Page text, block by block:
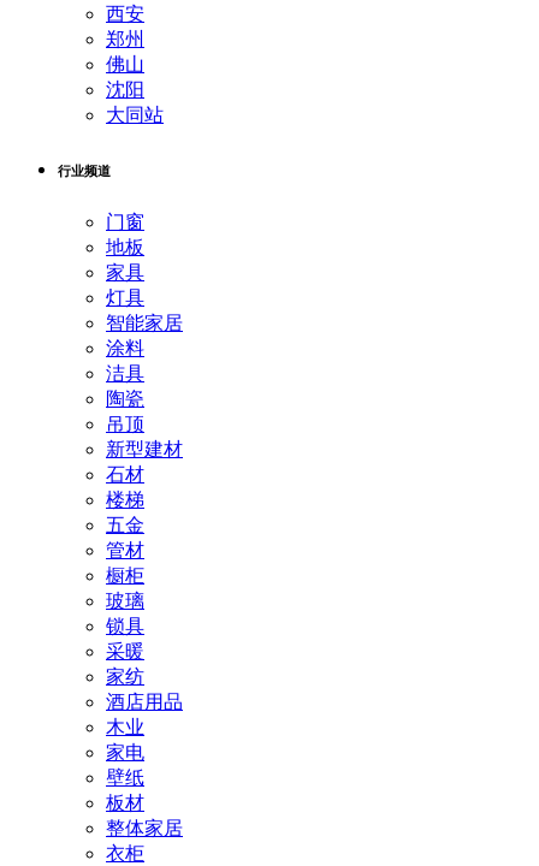
西安
郑州
佛山
沈阳
大同站
行业频道
门窗
地板
家具
灯具
智能家居
涂料
洁具
陶瓷
吊顶
新型建材
石材
楼梯
五金
管材
橱柜
玻璃
锁具
采暖
家纺
酒店用品
木业
家电
壁纸
板材
整体家居
衣柜